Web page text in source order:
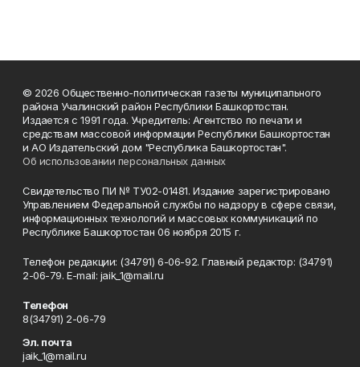
© 2026 Общественно-политическая газеты муниципального
района Учалинский район Республики Башкортостан.
Издается с 1991 года. Учредитель: Агентство по печати и
средствам массовой информации Республики Башкортостан
и АО Издательский дом "Республика Башкортостан".
Об использовании персональных данных
Свидетельство ПИ № ТУ02-01481. Издание зарегистрировано
Управлением Федеральной службы по надзору в сфере связи,
информационных технологий и массовых коммуникаций по
Республике Башкортостан 06 ноября 2015 г.
Телефон редакции: (34791) 6-06-92. Главный редактор: (34791)
2-06-79. Е-mаil: jaik_1@mail.ru
Телефон
8(34791) 2-06-79
Эл. почта
jaik_1@mail.ru